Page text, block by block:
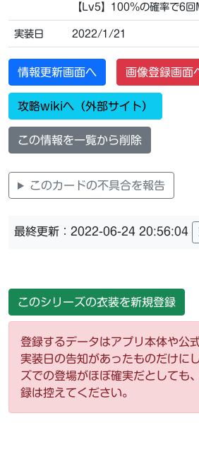
【Lv5】100％の確率で6
実装日 2022/1/21
情報更新画面へ 画像登録画面
攻略wikiへ（外部サイト）
この情報を一覧から削除
このカードの不具合を報告
最終更新：2022-06-24 20:56:04
このシリーズの衣装を新規登録
登録するデータはアプリ本体や公
実装日の告知があったものだけに
ズでの登場がほぼ確実だとしても
録は控えてください。